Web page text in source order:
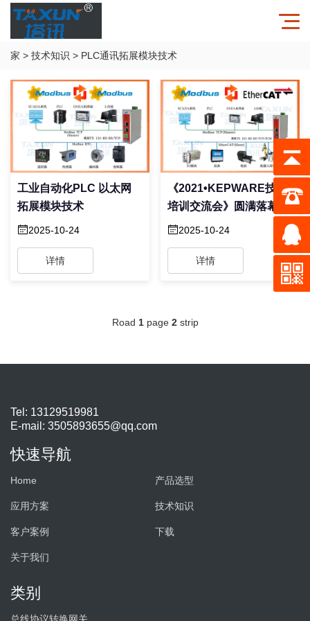
家 > 技术知识 > PLC通讯拓展模块技术
工业自动化PLC 以太网
拓展模块技术
2025-10-24
详情
《2021•KEPWARE技术
培训交流会》圆满落幕！
2025-10-24
详情
Road 1page 2strip
Tel: 13129519981
E-mail: 3505893655@qq.com
快速导航
Home 产品选型
应用方案 技术知识
客户案例 下载
关于我们
类别
总线协议转换网关